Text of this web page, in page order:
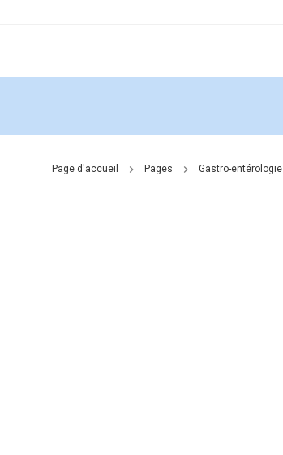
Page d'accueil Pages Gastro-entérologie